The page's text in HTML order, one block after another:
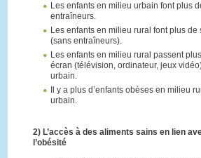
Les enfants en milieu urbain font plus
entraîneurs.
Les enfants en milieu rural font plus de
(sans entraîneurs).
Les enfants en milieu rural passent
écran (télévision, ordinateur, jeux
urbain.
Il y a plus d’enfants obèses en milieu
urbain.
2) L’accès à des aliments sains en lien
l’obésité